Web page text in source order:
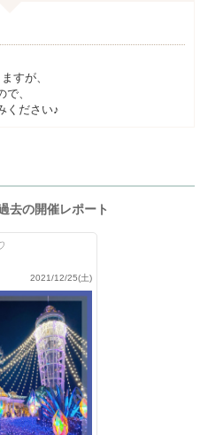
すが、
、
ください♪
去の開催レポート
2021/12/25(土)